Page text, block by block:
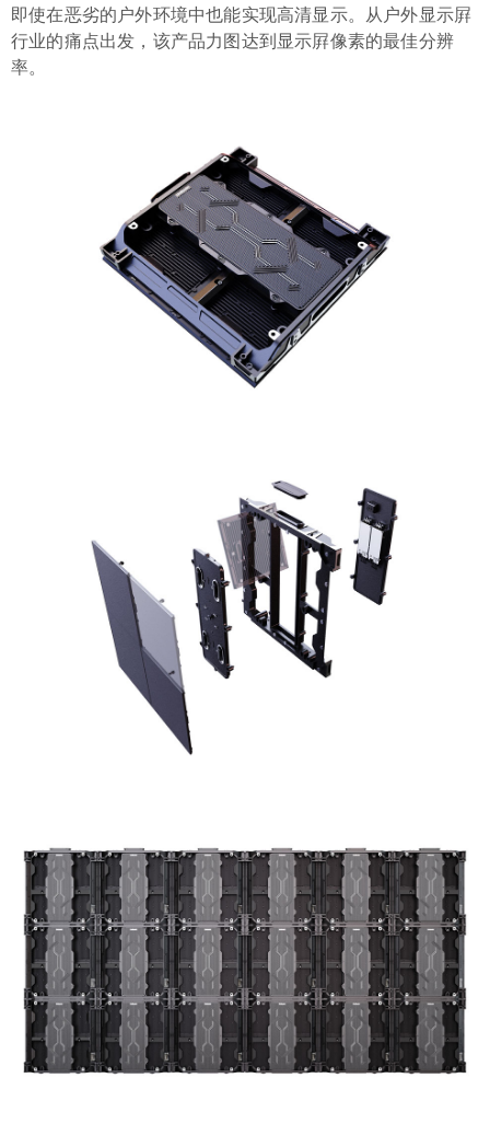
即使在恶劣的户外环境中也能实现高清显示。从户外显示屛
行业的痛点出发，该产品力图达到显示屛像素的最佳分辨
率。